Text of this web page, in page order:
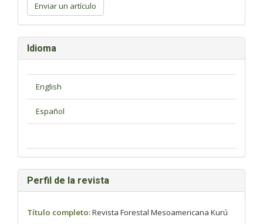
artículo
Enviar un artículo
Idioma
Perfil de la revista
Título completo:Revista Forestal Mesoamericana Kurú